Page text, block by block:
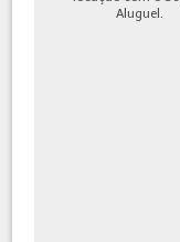
Aluguel.